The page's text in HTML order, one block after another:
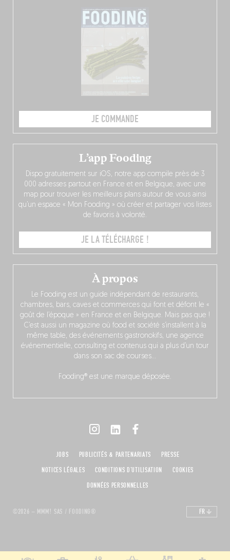
JE COMMANDE
À propos
Le Fooding est un guide indépendant de restaurants,
chambres, bars, caves et commerces qui font et défont le «
goût de l’époque » en France et en Belgique. Mais pas que !
C’est aussi un magazine où food et société s’installent à la
même table, des événements gastronokifs, une agence
événementielle, consulting et contenus qui a plus d’un tour
dans son sac de courses…
Fooding® est une marque déposée.
L’app Fooding
Dispo gratuitement sur iOS, notre app compile près de 3
000 adresses partout en France et en Belgique, avec une
map pour trouver les meilleurs plans autour de vous ainsi
qu’un espace « Mon Fooding » où créer et partager vos listes
de favoris à volonté.
JE LA TÉLÉCHARGE !
©2026 – MMM! SAS / FOODING®
JOBS PUBLICITÉS & PARTENARIATS
PRESSE
NOTICES LÉGALES
CONDITIONS D'UTILISATION
COOKIES
DONNÉES PERSONNELLES
FR